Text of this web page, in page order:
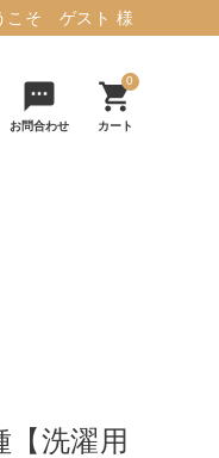
こそ ゲスト 様
sms
お問合わせ
0
shopping_cart
カート
円)
洗濯用